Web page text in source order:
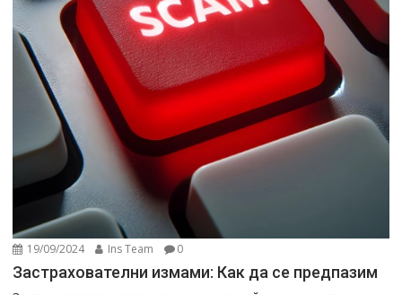
19/09/2024 Ins Team 0
Застрахователни измами: Как да се предпазим